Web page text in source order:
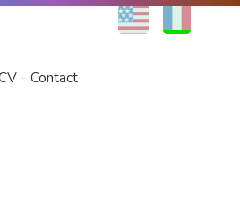
EN
Contact